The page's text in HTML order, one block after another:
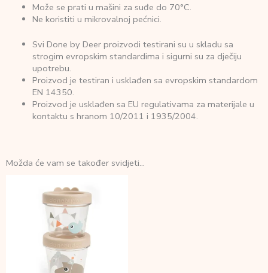
Može se prati u mašini za suđe do 70°C.
Ne koristiti u mikrovalnoj pećnici.
Svi Done by Deer proizvodi testirani su u skladu sa
strogim evropskim standardima i sigurni su za dječiju
upotrebu.
Proizvod je testiran i usklađen sa evropskim standardom
EN 14350.
Proizvod je usklađen sa EU regulativama za materijale u
kontaktu s hranom 10/2011 i 1935/2004.
Možda će vam se također svidjeti…